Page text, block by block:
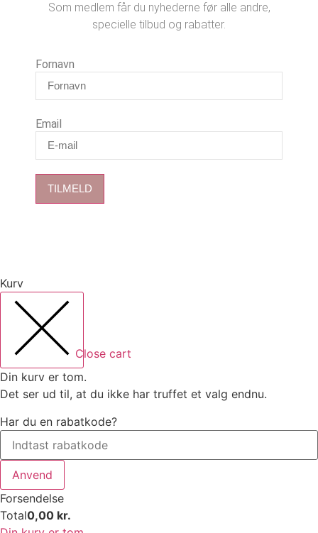
Som medlem får du nyhederne før alle andre,
specielle tilbud og rabatter.
Fornavn
Email
TILMELD
Kurv
Close cart
Din kurv er tom.
Det ser ud til, at du ikke har truffet et valg endnu.
Har du en rabatkode?
Anvend
Forsendelse
Total0,00 kr.